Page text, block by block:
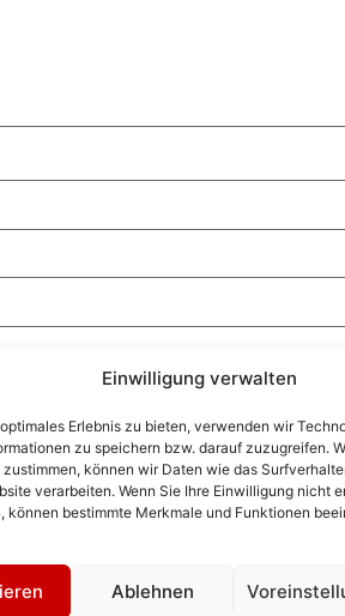
Einwilligung verwalten
Erlebnis zu bieten, verwenden wir
zu speichern bzw. darauf zuzugreifen.
können wir Daten wie das
verarbeiten. Wenn Sie Ihre Einwilligung nicht
können bestimmte Merkmale und Funktionen
Ablehnen